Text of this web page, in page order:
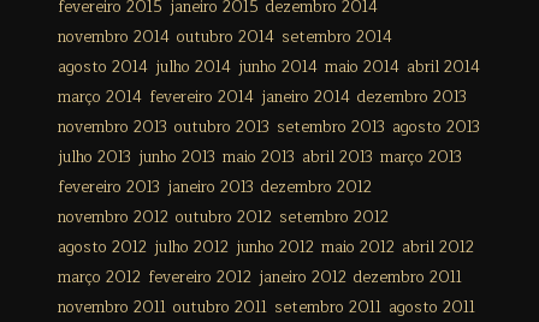
fevereiro 2015 janeiro 2015 dezembro 2014
novembro 2014 outubro 2014 setembro 2014
agosto 2014 julho 2014 junho 2014 maio 2014 abril 2014
março 2014 fevereiro 2014 janeiro 2014 dezembro 2013
novembro 2013 outubro 2013 setembro 2013 agosto 2013
julho 2013 junho 2013 maio 2013 abril 2013 março 2013
fevereiro 2013 janeiro 2013 dezembro 2012
novembro 2012 outubro 2012 setembro 2012
agosto 2012 julho 2012 junho 2012 maio 2012 abril 2012
março 2012 fevereiro 2012 janeiro 2012 dezembro 2011
novembro 2011 outubro 2011 setembro 2011 agosto 2011